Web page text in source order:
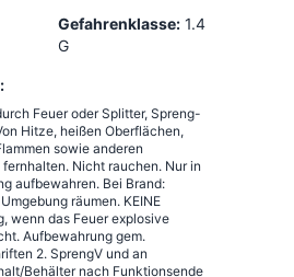
Gefahrenklasse: 1.4
G
Feuer oder Splitter, Spreng-
Hitze, heißen Oberflächen,
sowie anderen
Nicht rauchen. Nur in
aufbewahren. Bei Brand:
räumen. KEINE
wenn das Feuer explosive
Aufbewahrung gem.
2. SprengV und an
Behälter nach Funktionsende